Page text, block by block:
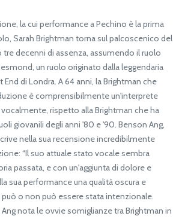
la cui performance a Pechino è la prima
Sarah Brightman torna sul palcoscenico del
decenni di assenza, assumendo il ruolo
un ruolo originato dalla leggendaria
End di Londra. A 64 anni, la Brightman che
è comprensibilmente un'interprete
rispetto alla Brightman che ha
giovanili degli anni '80 e '90. Benson Ang,
nella sua recensione incredibilmente
“Il suo attuale stato vocale sembra
passata, e con un'aggiunta di dolore e
sua performance una qualità oscura e
o non può essere stata intenzionale.
nota le ovvie somiglianze tra Brightman in